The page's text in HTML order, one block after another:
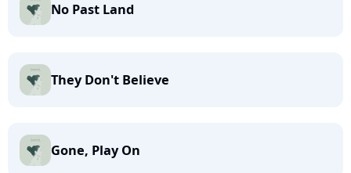
No Past Land
They Don't Believe
Gone, Play On